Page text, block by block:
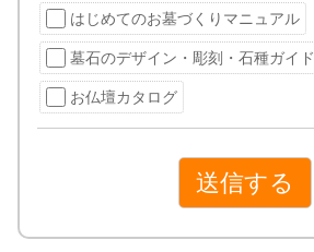
はじめてのお墓づくりマニュアル
墓石のデザイン・彫刻・石種ガイド
お仏壇カタログ
送信する